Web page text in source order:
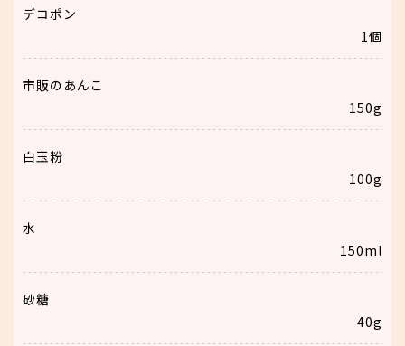
デコポン
1個
市販のあんこ
150g
白玉粉
100g
水
150ml
砂糖
40g